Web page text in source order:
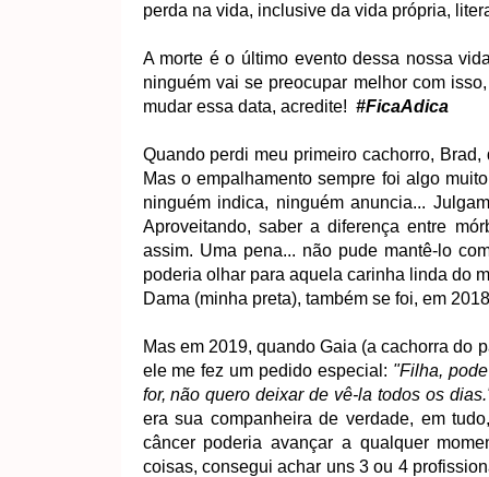
perda na vida, inclusive da vida própria,
A morte é o último evento dessa nossa
ninguém vai se preocupar melhor com
mudar essa data, acredite! #FicaAdica
Quando perdi meu primeiro cachorro,
Mas o empalhamento sempre foi algo
ninguém indica, ninguém anuncia...
Aproveitando, saber a diferença entre
assim. Uma pena... não pude mantê-lo
poderia olhar para aquela carinha linda do
Dama (minha preta), também se foi, em
Mas em 2019, quando Gaia (a cachorra do
ele me fez um pedido especial: "Filha,
for, não quero deixar de vê-la todos os
era sua companheira de verdade, em
câncer poderia avançar a qualquer
coisas, consegui achar uns 3 ou 4